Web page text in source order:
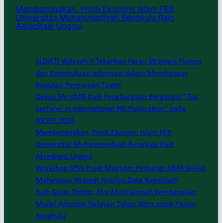
Membanggakan, Prodi Ekonomi Islam FEB
Universitas Muhammadiyah Bengkulu Raih
Akreditasi Unggul
LLDIKTI Wilayah II Tekankan Peran Strategis Humas
dan Keterbukaan Informasi dalam Membangun
Reputasi Perguruan Tinggi
Dekan FAI UMB Raih Penghargaan Bergengsi “Top
Lecturer in International PAI Publication” pada
AICIRE 2026
Membanggakan, Prodi Ekonomi Islam FEB
Universitas Muhammadiyah Bengkulu Raih
Akreditasi Unggul
Workshop SPSS Prodi Magister Pedagogi UMB Bekali
Mahasiswa Strategi Analisis Data Kuantitatif
Raih Gelar Doktor, Elni Mutmainnah Kembangkan
Model Adaptasi Nelayan Tahan Iklim untuk Pesisir
Bengkulu